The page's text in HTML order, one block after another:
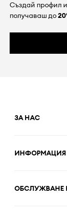
Създай профил и
получаваш до
ЗА НАС
ИНФОРМАЦИЯ
ОБСЛУЖВАНЕ